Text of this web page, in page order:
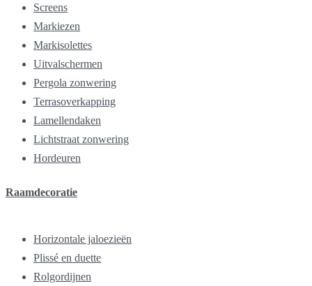
Screens
Markiezen
Markisolettes
Uitvalschermen
Pergola zonwering
Terrasoverkapping
Lamellendaken
Lichtstraat zonwering
Hordeuren
Raamdecoratie
Horizontale jaloezieën
Plissé en duette
Rolgordijnen